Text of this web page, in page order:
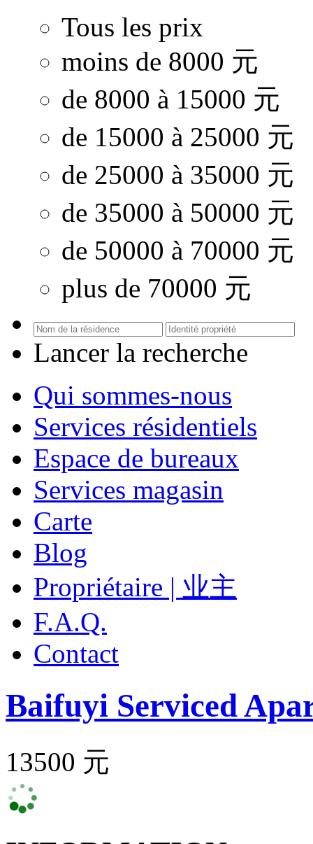
Tous les prix
moins de 8000 元
de 8000 à 15000 元
de 15000 à 25000 元
de 25000 à 35000 元
de 35000 à 50000 元
de 50000 à 70000 元
plus de 70000 元
Lancer la recherche
Qui sommes-nous
Services résidentiels
Espace de bureaux
Services magasin
Carte
Blog
Propriétaire | 业主
F.A.Q.
Contact
Baifuyi Serviced
13500 元